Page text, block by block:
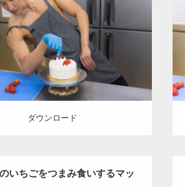
ケーキ屋さんのマッチョ
AKIHITO(細マッチョ) 肩
(福岡)
ード
ダウンロード
いちごをつまみ食いするマッ